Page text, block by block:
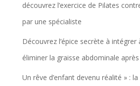
découvrez l’exercice de Pilates
par une spécialiste
Découvrez l’épice secrète à
éliminer la graisse abdominale
Un rêve d’enfant devenu réalité » :